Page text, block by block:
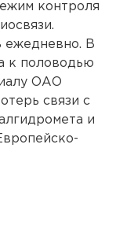
контроля
ежедневно. В
к половодью
ОАО
связи с
и